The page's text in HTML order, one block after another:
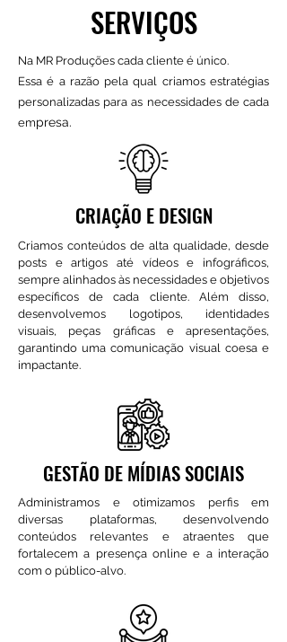
SERVIÇOS
Na MR Produções cada cliente é único.
Essa é a razão pela qual criamos estratégias
personalizadas para as necessidades de cada
empresa.
CRIAÇÃO E DESIGN
Criamos conteúdos de alta qualidade, desde
posts e artigos até vídeos e infográficos,
sempre alinhados às necessidades e objetivos
específicos de cada cliente. Além disso,
desenvolvemos logotipos, identidades
visuais, peças gráficas e apresentações,
garantindo uma comunicação visual coesa e
impactante.
GESTÃO DE MÍDIAS SOCIAIS
Administramos e otimizamos perfis em
diversas plataformas, desenvolvendo
conteúdos relevantes e atraentes que
fortalecem a presença online e a interação
com o público-alvo.